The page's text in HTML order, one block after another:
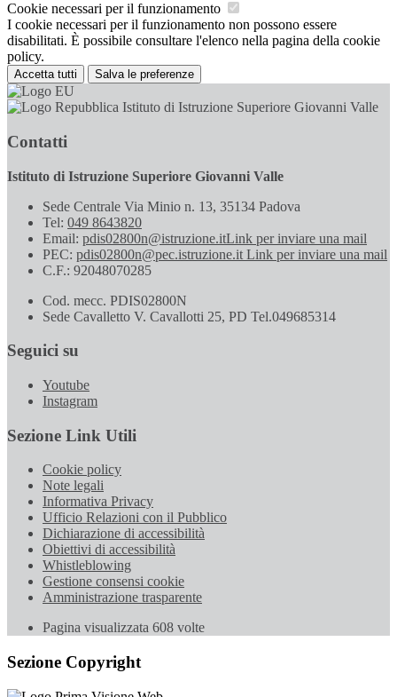
Cookie necessari per il funzionamento
I cookie necessari per il funzionamento non possono essere
disabilitati. È possibile consultare l'elenco nella pagina della cookie
policy.
Accetta tutti Salva le preferenze
Istituto di Istruzione Superiore Giovanni Valle
Contatti
Istituto di Istruzione Superiore Giovanni Valle
Sede Centrale Via Minio n. 13, 35134 Padova
Tel: 049 8643820
Email: pdis02800n@istruzione.itLink per inviare una mail
PEC: pdis02800n@pec.istruzione.it Link per inviare una mail
C.F.: 92048070285
Cod. mecc. PDIS02800N
Sede Cavalletto V. Cavallotti 25, PD Tel.049685314
Seguici su
Youtube
Instagram
Sezione Link Utili
Cookie policy
Note legali
Informativa Privacy
Ufficio Relazioni con il Pubblico
Dichiarazione di accessibilità
Obiettivi di accessibilità
Whistleblowing
Gestione consensi cookie
Amministrazione trasparente
Pagina visualizzata 608 volte
Sezione Copyright